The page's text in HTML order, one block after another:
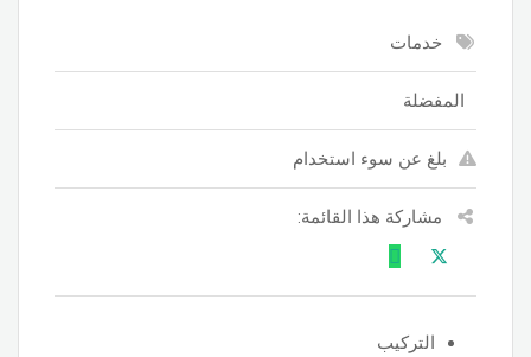
خدمات
المفضلة
بلغ عن سوء استخدام
مشاركة هذا القائمة:
التركيب